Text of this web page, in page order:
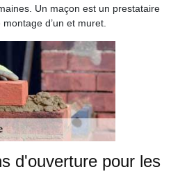
Un maçon est un prestataire
d’un et muret.
d'ouverture pour les